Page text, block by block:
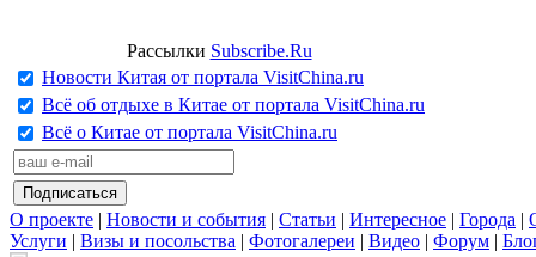
Рассылки Subscribe.Ru
Новости Китая от портала VisitChina.ru
Всё об отдыхе в Китае от портала VisitChina.ru
Всё о Китае от портала VisitChina.ru
О проекте | Новости и события | Статьи | Интересное | Города |
Услуги | Визы и посольства | Фотогалереи | Видео | Форум |